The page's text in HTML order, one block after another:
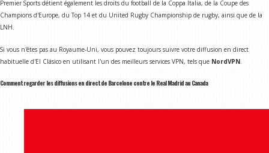
Premier Sports détient également les droits du football de la Coppa Italia, de la Coupe des
Champions d'Europe, du Top 14 et du United Rugby Championship de rugby, ainsi que de la
LNH.
Si vous n'êtes pas au Royaume-Uni, vous pouvez toujours suivre votre diffusion en direct
habituelle d'El Clásico en utilisant l'un des meilleurs services VPN, tels que NordVPN
Comment regarder les diffusions en direct de Barcelone contre le Real Madrid au Canada